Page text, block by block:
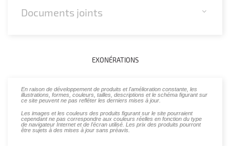
Documents joints
EXONÉRATIONS
En raison de développement de produits et l'amélioration constante, les
illustrations, formes, couleurs, tailles, descriptions et le schéma figurant sur
ce site peuvent ne pas refléter les derniers mises à jour.
Les images et les couleurs des produits figurant sur le site pourraient
cependant ne pas correspondre aux couleurs réelles en fonction du type
de navigateur Internet et de l'écran utilisé. Les prix des produits pourront
être sujets à des mises à jour sans préavis.